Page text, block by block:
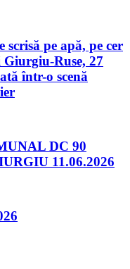
pe apă, pe cer
Ruse, 27
într-o scenă
DC 90
11.06.2026